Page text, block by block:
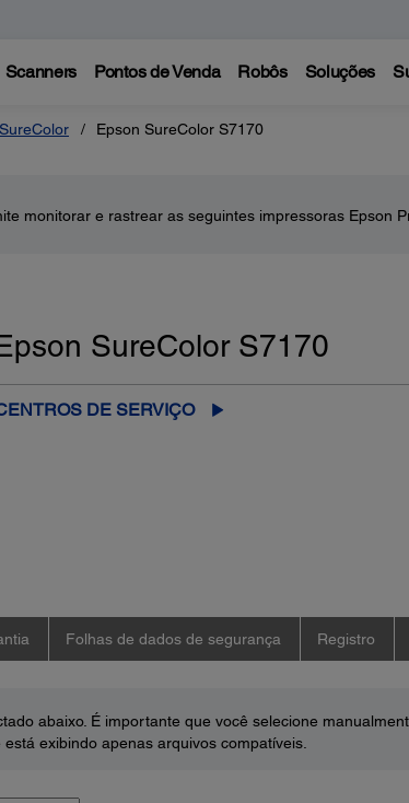
Scanners Pontos de Venda Robôs Soluções
Epson SureColor S7170
monitorar e rastrear as seguintes impressoras Epson
SureColor S7170
DE SERVIÇO
Folhas de dados de segurança Registro
abaixo. É importante que você selecione
exibindo apenas arquivos compatíveis.